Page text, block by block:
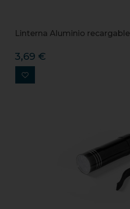
Linterna Aluminio recargable
3,69 €